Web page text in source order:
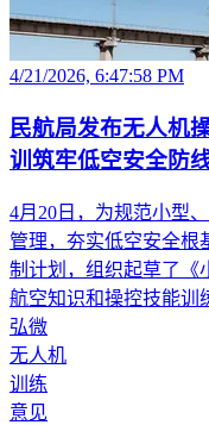
4/21/2026, 6:47:58 PM
民航局发布无人机
训筑牢低空安全防
4月20日，为规范小型
管理，夯实低空安全根
制计划，组织起草了《
航空知识和操控技能训
弘微
无人机
训练
意见